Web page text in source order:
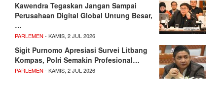
Kawendra Tegaskan Jangan Sampai
Perusahaan Digital Global Untung Besar,
…
PARLEMEN - KAMIS, 2 JUL 2026
Sigit Purnomo Apresiasi Survei Litbang
Kompas, Polri Semakin Profesional…
PARLEMEN - KAMIS, 2 JUL 2026